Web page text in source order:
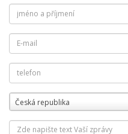
Česká republika